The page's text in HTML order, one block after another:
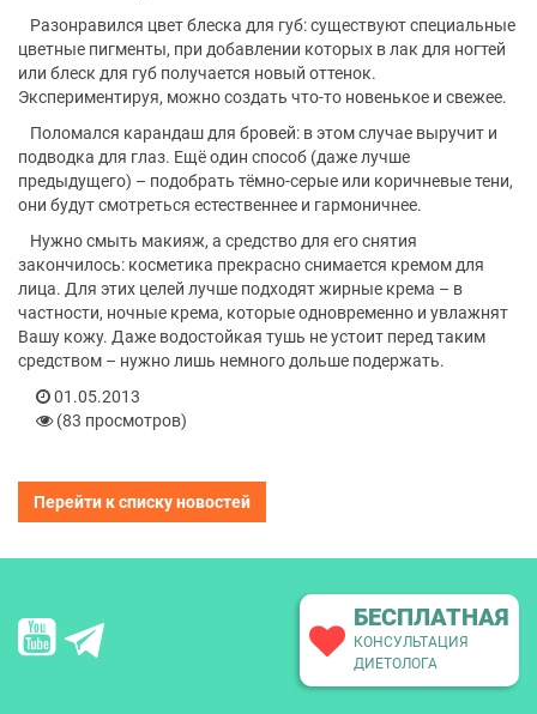
Разонравился цвет блеска для губ: существуют специальные
цветные пигменты, при добавлении которых в лак для ногтей
или блеск для губ получается новый оттенок.
Экспериментируя, можно создать что-то новенькое и свежее.
Поломался карандаш для бровей: в этом случае выручит и
подводка для глаз. Ещё один способ (даже лучше
предыдущего) – подобрать тёмно-серые или коричневые тени,
они будут смотреться естественнее и гармоничнее.
Нужно смыть макияж, а средство для его снятия
закончилось: косметика прекрасно снимается кремом для
лица. Для этих целей лучше подходят жирные крема – в
частности, ночные крема, которые одновременно и увлажнят
Вашу кожу. Даже водостойкая тушь не устоит перед таким
средством – нужно лишь немного дольше подержать.
01.05.2013
(83 просмотров)
Перейти к списку новостей
БЕСПЛАТНАЯ
КОНСУЛЬТАЦИЯ
ДИЕТОЛОГА